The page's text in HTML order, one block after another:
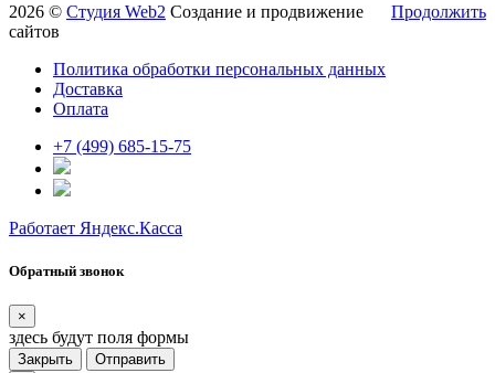
Продолжить
2026 © Студия Web2 Создание и продвижение
сайтов
Политика обработки персональных данных
Доставка
Оплата
+7 (499) 685-15-75
Работает Яндекс.Касса
Обратный звонок
×
здесь будут поля формы
Закрыть
Отправить